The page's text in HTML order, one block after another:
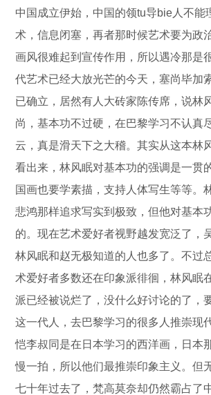
中国成立伊始，中国的领tu导bie人不能
术，信息闭塞，再者那时候艺术要为政
画风很难起到宣传作用，所以遇冷那是
代艺术已经大放光芒的今天，塞尚毕加
已确立，居然有人大砖家陈传席，说林
尚，基本功不过硬，在巴黎学习不认真
云，真是滑天下之大稽。其实从这本林
看出来，林风眠对基本功的强调是一贯
国画也要学素描，支持人体写生等等。
悲鸿那样追求写实到极致，但他对基本
的。现在艺术爱好者视野越发宽泛了，
林风眠和赵无极知道的人也多了。不过
术爱好者多数还在印象派徘徊，林风眠
派已经被说烂了，没什么好讨论的了，
这一代人，去巴黎学习的很多人推崇现
恺李叔同是在日本学习的西洋画，日本
慢一拍，所以他们最推崇印象主义。但
七十年过去了，梵高莫奈却仍然霸占了